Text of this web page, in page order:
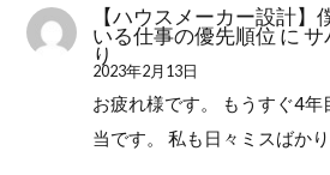
【ハウスメーカー設計】
いる仕事の優先順位にサ
り
2023年2月13日
お疲れ様です。 もうすぐ4年
当です。 私も日々ミスばか